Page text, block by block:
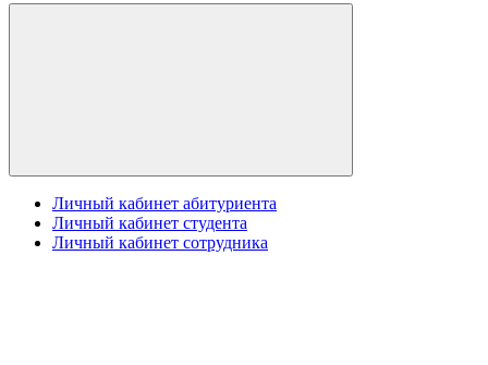
Личный кабинет абитуриента
Личный кабинет студента
Личный кабинет сотрудника